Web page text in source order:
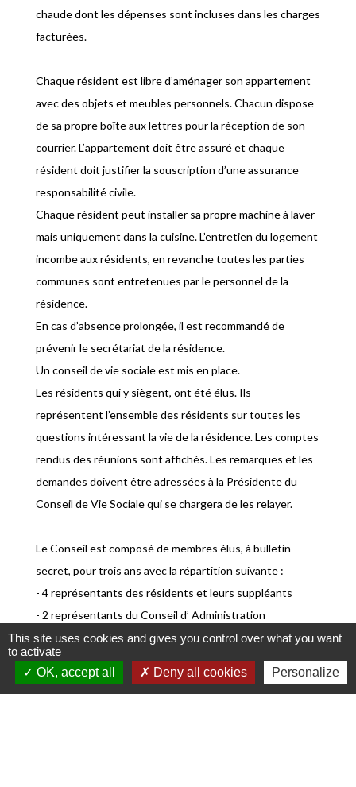
chaude dont les dépenses sont incluses dans les charges
facturées.
Chaque résident est libre d’aménager son appartement
avec des objets et meubles personnels. Chacun dispose
de sa propre boîte aux lettres pour la réception de son
courrier. L’appartement doit être assuré et chaque
résident doit justifier la souscription d’une assurance
responsabilité civile.
Chaque résident peut installer sa propre machine à laver
mais uniquement dans la cuisine. L’entretien du logement
incombe aux résidents, en revanche toutes les parties
communes sont entretenues par le personnel de la
résidence.
En cas d’absence prolongée, il est recommandé de
prévenir le secrétariat de la résidence.
Un conseil de vie sociale est mis en place.
Les résidents qui y siègent, ont été élus. Ils
représentent l’ensemble des résidents sur toutes les
questions intéressant la vie de la résidence. Les comptes
rendus des réunions sont affichés. Les remarques et les
demandes doivent être adressées à la Présidente du
Conseil de Vie Sociale qui se chargera de les relayer.
Le Conseil est composé de membres élus, à bulletin
secret, pour trois ans avec la répartition suivante :
- 4 représentants des résidents et leurs suppléants
- 2 représentants du Conseil d’ Administration
- La Présidente du Conseil d’ Administration
- Un représentant du personnel de l’établissement
- La Directrice de l’établissement
This site uses cookies and gives you control over what you want
to activate
OK, accept all
Deny all cookies Personalize